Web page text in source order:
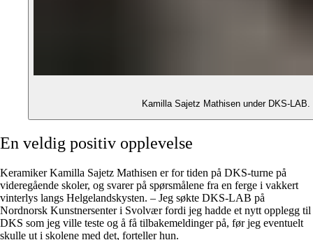
Kamilla Sajetz Mathisen under DKS-
En veldig positiv opplevelse
Keramiker Kamilla Sajetz Mathisen er for tiden på DKS-turne på
videregående skoler, og svarer på spørsmålene fra en ferge i vakkert
vinterlys langs Helgelandskysten. – Jeg søkte DKS-LAB på
Nordnorsk Kunstnersenter i Svolvær fordi jeg hadde et nytt opplegg til
DKS som jeg ville teste og å få tilbakemeldinger på, før jeg eventuelt
skulle ut i skolene med det, forteller hun.